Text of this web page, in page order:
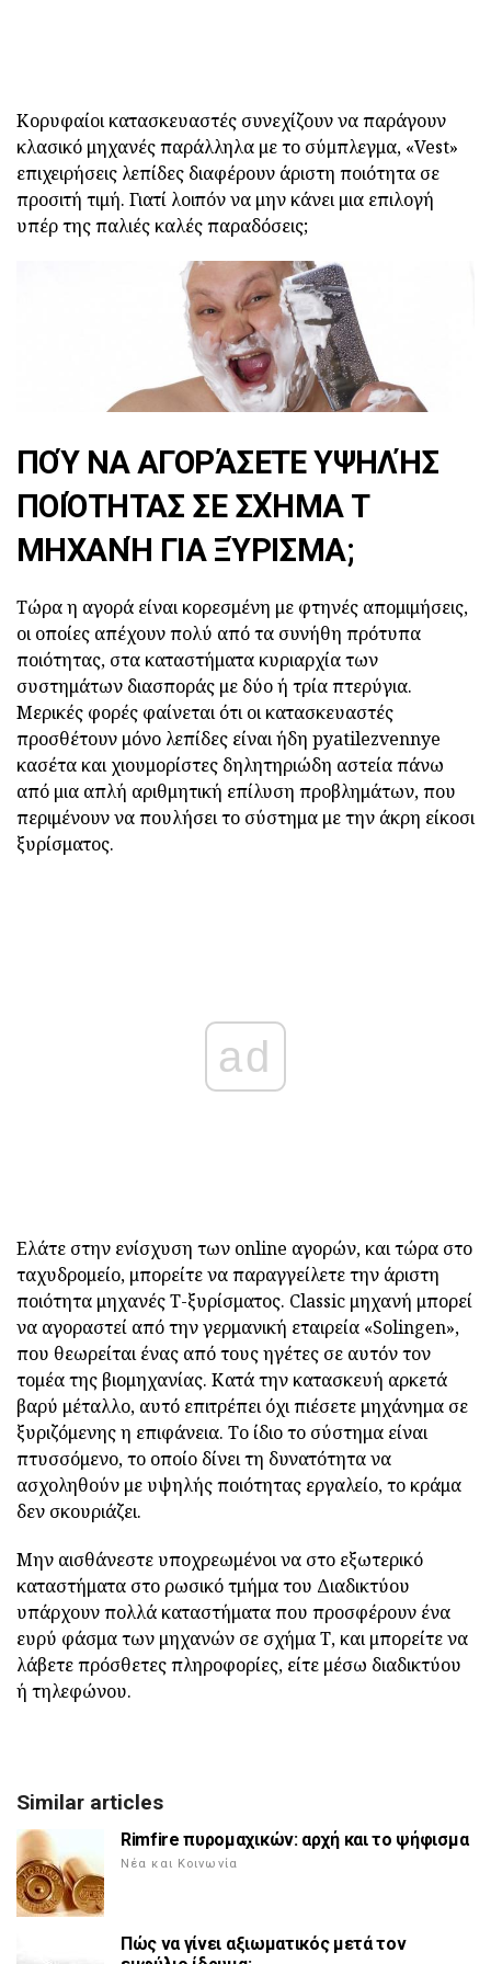
Κορυφαίοι κατασκευαστές συνεχίζουν να παράγουν
κλασικό μηχανές παράλληλα με το σύμπλεγμα, «Vest»
επιχειρήσεις λεπίδες διαφέρουν άριστη ποιότητα σε
προσιτή τιμή. Γιατί λοιπόν να μην κάνει μια επιλογή
υπέρ της παλιές καλές παραδόσεις;
ΠΟΎ ΝΑ ΑΓΟΡΆΣΕΤΕ ΥΨΗΛΉΣ
ΠΟΙΌΤΗΤΑΣ ΣΕ ΣΧΉΜΑ Τ
ΜΗΧΑΝΉ ΓΙΑ ΞΎΡΙΣΜΑ;
Τώρα η αγορά είναι κορεσμένη με φτηνές απομιμήσεις,
οι οποίες απέχουν πολύ από τα συνήθη πρότυπα
ποιότητας, στα καταστήματα κυριαρχία των
συστημάτων διασποράς με δύο ή τρία πτερύγια.
Μερικές φορές φαίνεται ότι οι κατασκευαστές
προσθέτουν μόνο λεπίδες είναι ήδη pyatilezvennye
κασέτα και χιουμορίστες δηλητηριώδη αστεία πάνω
από μια απλή αριθμητική επίλυση προβλημάτων, που
περιμένουν να πουλήσει το σύστημα με την άκρη είκοσι
ξυρίσματος.
ad
Ελάτε στην ενίσχυση των online αγορών, και τώρα στο
ταχυδρομείο, μπορείτε να παραγγείλετε την άριστη
ποιότητα μηχανές T-ξυρίσματος. Classic μηχανή μπορεί
να αγοραστεί από την γερμανική εταιρεία «Solingen»,
που θεωρείται ένας από τους ηγέτες σε αυτόν τον
τομέα της βιομηχανίας. Κατά την κατασκευή αρκετά
βαρύ μέταλλο, αυτό επιτρέπει όχι πιέσετε μηχάνημα σε
ξυριζόμενης η επιφάνεια. Το ίδιο το σύστημα είναι
πτυσσόμενο, το οποίο δίνει τη δυνατότητα να
ασχοληθούν με υψηλής ποιότητας εργαλείο, το κράμα
δεν σκουριάζει.
Μην αισθάνεστε υποχρεωμένοι να στο εξωτερικό
καταστήματα στο ρωσικό τμήμα του Διαδικτύου
υπάρχουν πολλά καταστήματα που προσφέρουν ένα
ευρύ φάσμα των μηχανών σε σχήμα Τ, και μπορείτε να
λάβετε πρόσθετες πληροφορίες, είτε μέσω διαδικτύου
ή τηλεφώνου.
Similar articles
Rimfire πυρομαχικών: αρχή και το ψήφισμα
Νέα και Κοινωνία
Πώς να γίνει αξιωματικός μετά τον